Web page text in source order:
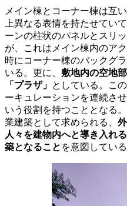
メイン棟とコーナー棟は互
上異なる表情を持たせてい
ーンの柱状のパネルとスリ
が、これはメイン棟内のア
時にコーナー棟のバックグ
いる。更に、 敷地内の空地
「プラザ」 としている。こ
ーキュレーションを連続さ
いう役割を持つこととなる
業建築として求められる、
人々を建物内へと導き入れ
築となること を意図している